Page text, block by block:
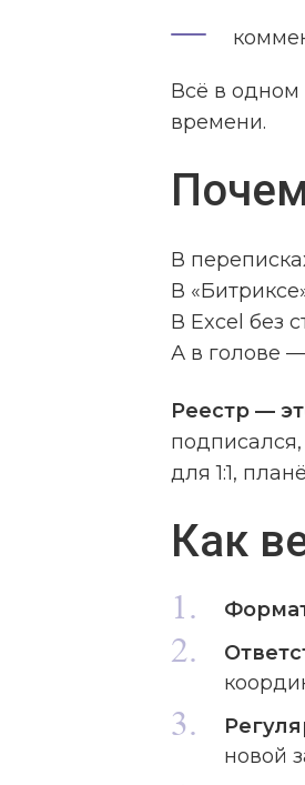
Всё в одном
времени.
В
В
В Excel без
А в голове
Реестр —
для 1:1,
Как
новой